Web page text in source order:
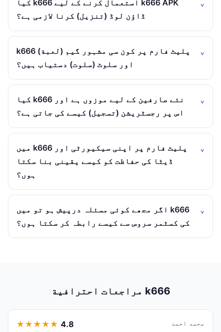
کیا k666 استعمال کرنے کے لیے k666 APK
ڈاؤن لوڈ (تنزيل) کرنا لازمی ہے؟
k666 پلیٹ فارم پر کون سی مشہور گیم (لعبة)
اور سلوٹ (سلوت) دستیاب ہیں؟
کیا k666 نئے صارفین کے لیے موزوں ہے اور
اس پر رجسٹریشن (تسجيل) کیسے کی جاتی ہے؟
میں k666 پلیٹ فارم پر اپنی سیکیورٹی اور
ڈیٹا کی حفاظت کو کیسے یقینی بنا سکتا
ہوں؟
اگر مجھے کوئی مسئلہ درپیش ہو تو میں k666
کی کسٹمر سروس سے کیسے رابطہ کر سکتا ہوں؟
مراجعات احترافية k666
★ ★ ★ ★ ★ 4.8 محمد احمد